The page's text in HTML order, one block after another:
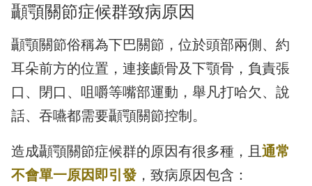
顳顎關節症候群致病原因
顳顎關節俗稱為下巴關節，位於頭部兩側、約
耳朵前方的位置，連接顱骨及下顎骨，負責張
口、閉口、咀嚼等嘴部運動，舉凡打哈欠、說
話、吞嚥都需要顳顎關節控制。
造成顳顎關節症候群的原因有很多種，且 通常
不會單一原因即引發 ，致病原因包含：